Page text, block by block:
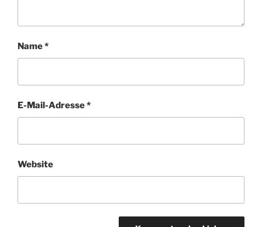
Name*
E-Mail-Adresse*
Website